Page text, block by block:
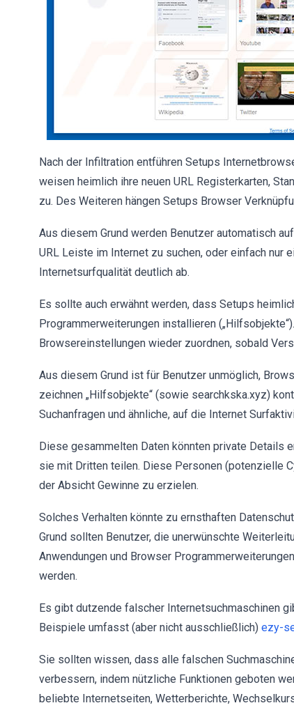
Nach der Infiltration entführen Setups
weisen heimlich ihre neuen URL Registerkarten,
zu. Des Weiteren hängen Setups Browser
Aus diesem Grund werden Benutzer automatisch
URL Leiste im Internet zu suchen, oder einfach nur
Internetsurfqualität deutlich ab.
Es sollte auch erwähnt werden, dass Setups
Programmerweiterungen installieren
Browsereinstellungen wieder zuordnen, sobald
Aus diesem Grund ist für Benutzer unmöglich,
zeichnen „Hilfsobjekte“ (sowie searchkska.xyz)
Suchanfragen und ähnliche, auf die Internet
Diese gesammelten Daten könnten private Details
sie mit Dritten teilen. Diese Personen (potenzielle
der Absicht Gewinne zu erzielen.
Solches Verhalten könnte zu ernsthaften
Grund sollten Benutzer, die unerwünschte
Anwendungen und Browser
werden.
Es gibt dutzende falscher Internetsuchmaschinen
Beispiele umfasst (aber nicht ausschließlich) ezy-
Sie sollten wissen, dass alle falschen
verbessern, indem nützliche Funktionen geboten
beliebte Internetseiten, Wetterberichte,